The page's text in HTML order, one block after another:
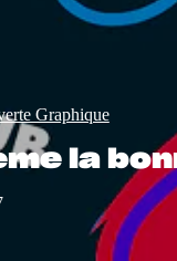
Graphique
la